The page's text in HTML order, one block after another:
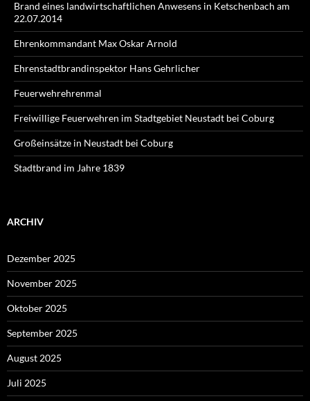
Brand eines landwirtschaftlichen Anwesens in Ketschenbach am
22.07.2014
Ehrenkommandant Max Oskar Arnold
Ehrenstadtbrandinspektor Hans Gehrlicher
Feuerwehrehrenmal
Freiwillige Feuerwehren im Stadtgebiet Neustadt bei Coburg
Großeinsätze in Neustadt bei Coburg
Stadtbrand im Jahre 1839
ARCHIV
Dezember 2025
November 2025
Oktober 2025
September 2025
August 2025
Juli 2025